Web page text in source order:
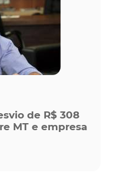
de R$ 308
MT e empresa